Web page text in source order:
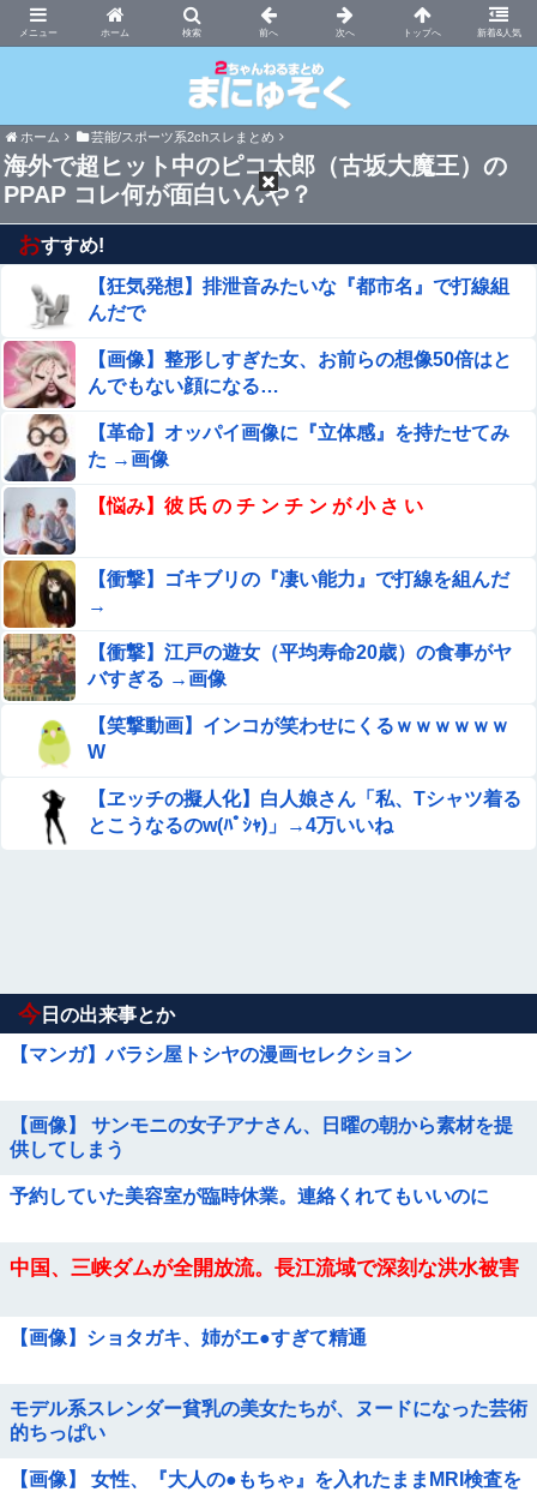
ホーム 新着&人気
まにゅそく 2chまとめニュース速報VIP
ホーム 芸能/スポーツ系2chスレまとめ
海外で超ヒット中のピコ太郎（古坂大魔王）の
PPAP コレ何が面白いんや？
おすすめ!
【狂気発想】排泄音みたいな『都市名』で打線組
んだで
【画像】整形しすぎた女、お前らの想像50倍はと
んでもない顔になる…
【革命】オッパイ画像に『立体感』を持たせてみ
た →画像
【悩み】彼 氏 の チ ン チ ン が 小 さ い
【衝撃】ゴキブリの『凄い能力』で打線を組んだ
→
【衝撃】江戸の遊女（平均寿命20歳）の食事がヤ
バすぎる →画像
【笑撃動画】インコが笑わせにくるｗｗｗｗｗｗ
W
【ヱッチの擬人化】白人娘さん「私、Tシャツ着る
とこうなるのw(ﾊﾟｼｬ)」→4万いいね
今 日の出来事とか
【マンガ】バラシ屋トシヤの漫画セレクション
【画像】 サンモニの女子アナさん、日曜の朝から素材を提
供してしまう
予約していた美容室が臨時休業。連絡くれてもいいのに
中国、三峡ダムが全開放流。長江流域で深刻な洪水被害
【画像】ショタガキ、姉がエ●すぎて精通
モデル系スレンダー貧乳の美女たちが、ヌードになった芸術
的ちっぱい
【画像】 女性、『大人の●もちゃ』を入れたままMRI検査を